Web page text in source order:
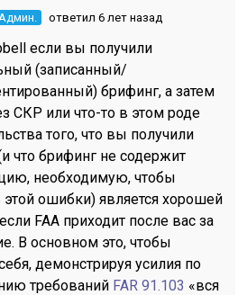
ответил 6 лет назад
если вы получили
(записанный/
брифинг, а затем
СКР или что-то в этом роде
того, что вы получили
что брифинг не содержит
необходимую, чтобы
этой ошибки) является хорошей
FAA приходит после вас за
В основном это, чтобы
демонстрируя усилия по
требований FAR 91.103 «вся